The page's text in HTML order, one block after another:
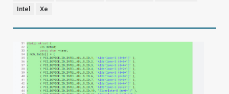
Intel
Xe